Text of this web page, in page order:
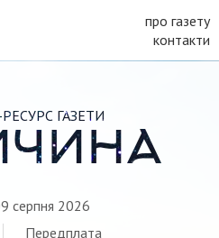
про газету
контакти
ГАЗЕТИ
серпня 2026
Передплата